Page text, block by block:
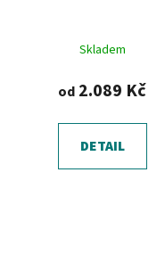
Skladem
od 2.089 Kč
DETAIL